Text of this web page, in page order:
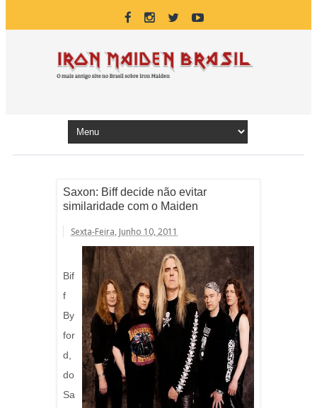
Saxon: Biff decide não evitar
similaridade com o Maiden
Sexta-Feira, Junho 10, 2011
Bif
f
By
for
d,
do
Sa